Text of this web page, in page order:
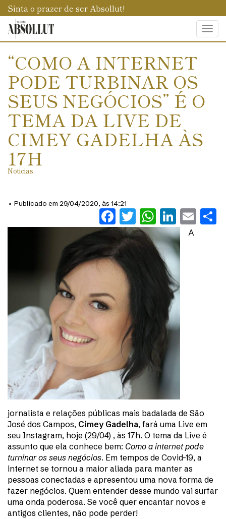
Sinta o prazer de ser Absollut!
“COMO A INTERNET
PODE TURBINAR OS
SEUS NEGÓCIOS” É O
TEMA DA LIVE DE
CIMEY GADELHA ÀS
17H
Noticias
• Publicado em 29/04/2020, às 14:21
Facebook
Twitter
A
jornalista e relações públicas mais badalada de São
José dos Campos, Cimey Gadelha, fará uma Live em
seu Instagram, hoje (29/04) , às 17h. O tema da Live é
assunto que ela conhece bem: Como a internet pode
turninar os seus negócios. Em tempos de Covid-19, a
internet se tornou a maior aliada para manter as
pessoas conectadas e apresentou uma nova forma de
fazer negócios. Quem entender desse mundo vai surfar
uma onda poderosa. Se você quer encantar novos e
antigos clientes, não pode perder!